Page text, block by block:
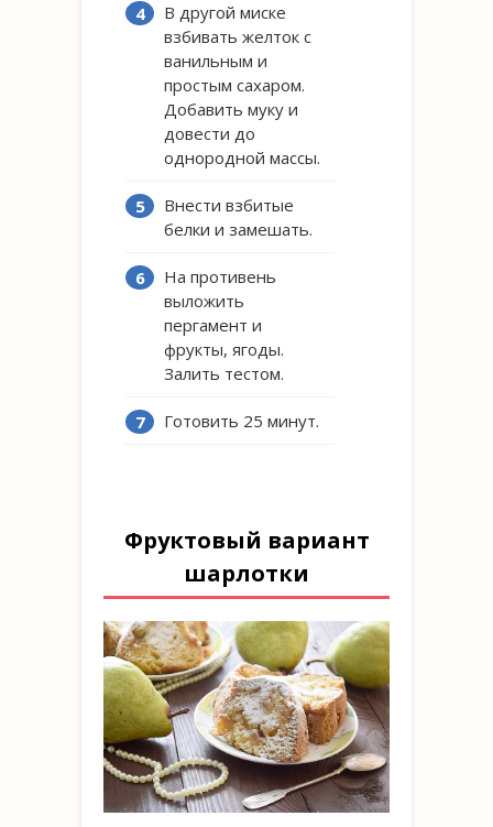
В другой миске
взбивать желток с
ванильным и
простым сахаром.
Добавить муку и
довести до
однородной массы.
Внести взбитые
белки и замешать.
На противень
выложить
пергамент и
фрукты, ягоды.
Залить тестом.
Готовить 25 минут.
Фруктовый вариант
шарлотки